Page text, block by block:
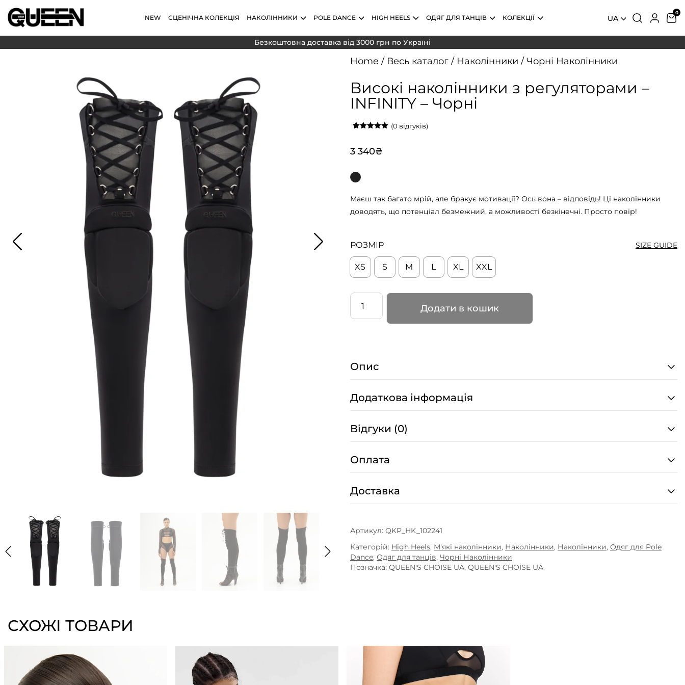
NEW СЦЕНІЧНА КОЛЕКЦІЯ НАКОЛІННИКИ POLE DANCE HIGH HEELS ОДЯГ ДЛЯ ТАНЦІВ КОЛЕКЦІЇ UA
Безкоштовна доставка від 3000 грн по Україні
Home / Весь каталог / Наколінники / Чорні Наколінники
Високі наколінники з регуляторами –
INFINITY – Чорні
основі
опитування
(0 відгуків)
3 340₴
Маєш так багато мрій, але бракує мотивації? Ось вона – відповідь! Ці наколінники
доводять, що потенціал безмежний, а можливості безкінечні. Просто повір!
SIZE GUIDE
РОЗМІР
XS S M L XL XXL
INFINITY
–
Чорні
кількість
Додати в кошик
Опис
Додаткова інформація
Відгуки (0)
Оплата
Доставка
Артикул: QKP_HK_102241
Категорій: High Heels, М'які наколінники, Наколінники, Наколінники, Одяг для Pole
Dance, Одяг для танців, Чорні Наколінники
Позначка: QUEEN'S CHOISE UA, QUEEN'S CHOISE UA
СХОЖІ ТОВАРИ